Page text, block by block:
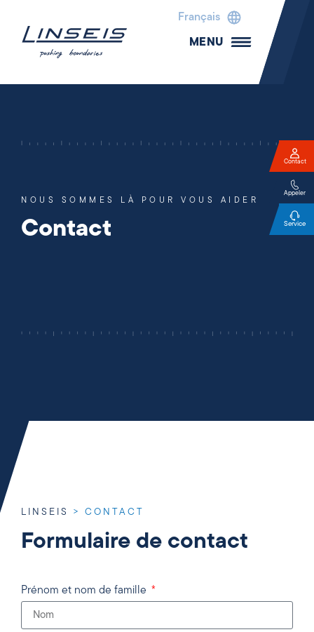
Français
MENU
NOUS SOMMES LÀ POUR VOUS AIDER
Contact
LINSEIS > CONTACT
Formulaire de contact
Prénom et nom de famille
Contact
Appeler
Service